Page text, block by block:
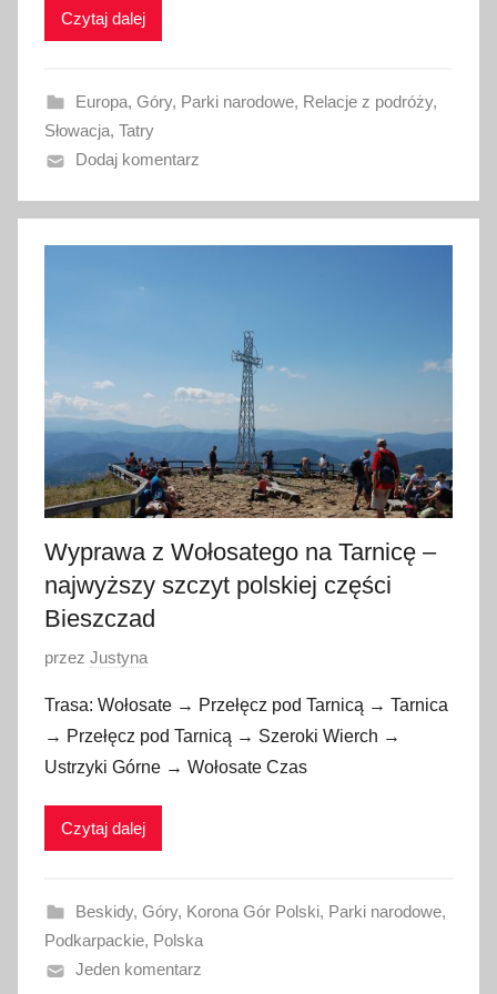
w
n
o
1
l
u
2
0
7
Czytaj dalej
Europa, Góry, Parki narodowe, Relacje z podróży,
Słowacja, Tatry
Dodaj komentarz
Wyprawa z Wołosatego na Tarnicę –
najwyższy szczyt polskiej części
Bieszczad
O
u
b
l
i
a
n
o
przez Justyna
Trasa: Wołosate → Przełęcz pod Tarnicą → Tarnica
→ Przełęcz pod Tarnicą → Szeroki Wierch →
Ustrzyki Górne → Wołosate Czas
Czytaj dalej
Beskidy, Góry, Korona Gór Polski, Parki narodowe,
Podkarpackie, Polska
Jeden komentarz